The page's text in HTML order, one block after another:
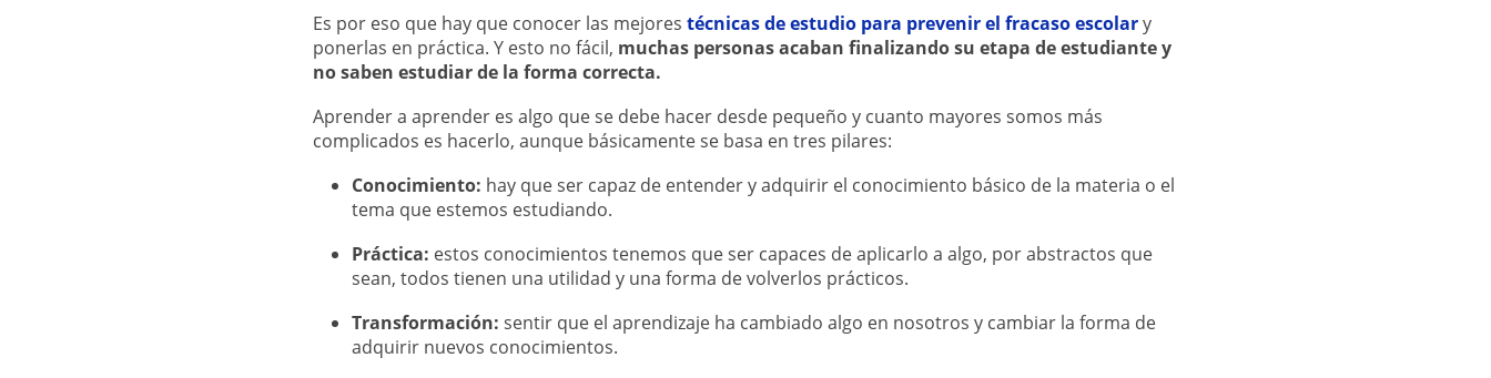
Es por eso que hay que conocer las mejores técnicas de estudio para prevenir el fracaso escolary
ponerlas en práctica. Y esto no fácil, muchas personas acaban finalizando su etapa de estudiante y
no saben estudiar de la forma correcta.
Aprender a aprender es algo que se debe hacer desde pequeño y cuanto mayores somos más
complicados es hacerlo, aunque básicamente se basa en tres pilares:
Conocimiento: hay que ser capaz de entender y adquirir el conocimiento básico de la materia o el
tema que estemos estudiando.
Práctica: estos conocimientos tenemos que ser capaces de aplicarlo a algo, por abstractos que
sean, todos tienen una utilidad y una forma de volverlos prácticos.
Transformación: sentir que el aprendizaje ha cambiado algo en nosotros y cambiar la forma de
adquirir nuevos conocimientos.